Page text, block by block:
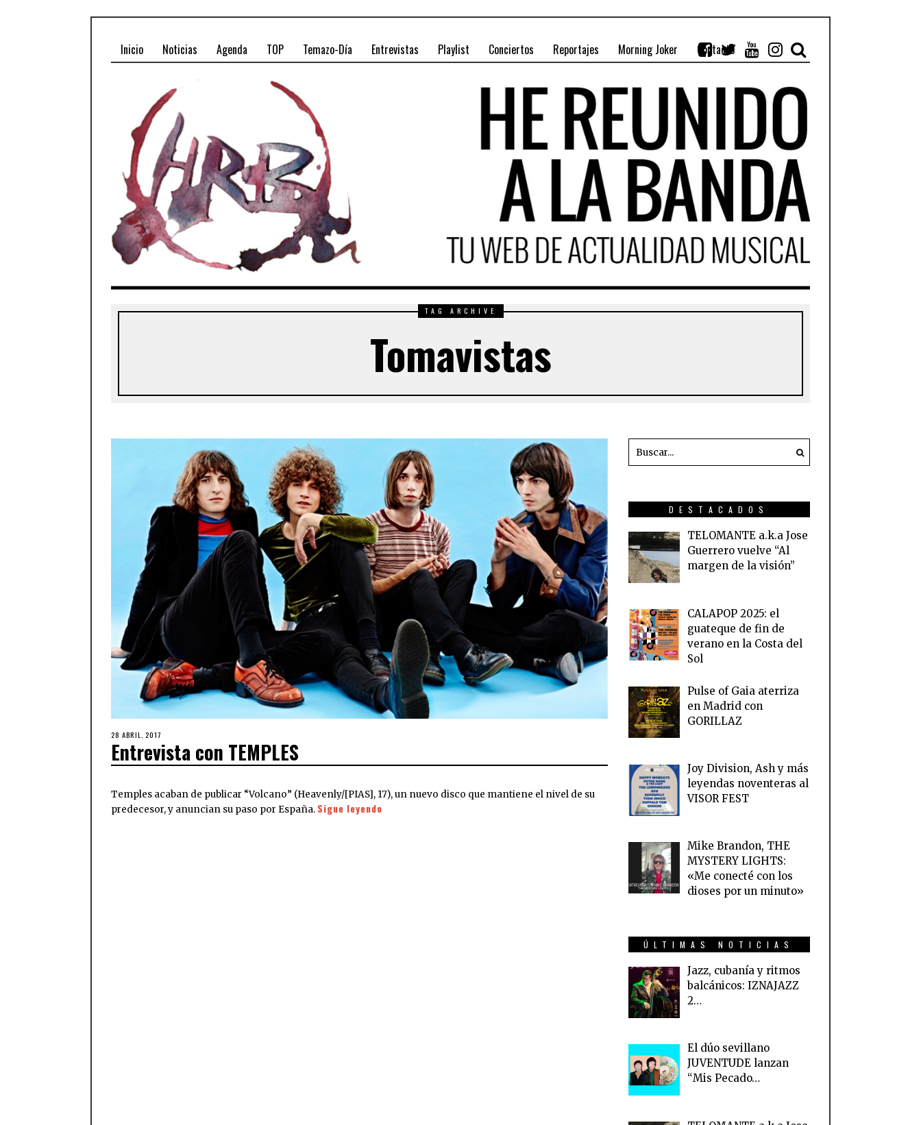
Inicio Noticias Agenda TOP Temazo-Día Entrevistas Playlist Conciertos Reportajes Morning Joker Contacto
TAG ARCHIVE
Tomavistas
28 ABRIL, 2017
Entrevista con TEMPLES
Temples acaban de publicar “Volcano” (Heavenly/[PIAS], 17), un nuevo disco que mantiene el nivel de su
predecesor, y anuncian su paso por España. Sigue leyendo
DESTACADOS
TELOMANTE a.k.a Jose
Guerrero vuelve “Al
margen de la visión”
CALAPOP 2025: el
guateque de fin de
verano en la Costa del
Sol
Pulse of Gaia aterriza
en Madrid con
GORILLAZ
Joy Division, Ash y más
leyendas noventeras al
VISOR FEST
Mike Brandon, THE
MYSTERY LIGHTS:
«Me conecté con los
dioses por un minuto»
ÚLTIMAS NOTICIAS
Jazz, cubanía y ritmos
balcánicos: IZNAJAZZ
2…
El dúo sevillano
JUVENTUDE lanzan
“Mis Pecado…